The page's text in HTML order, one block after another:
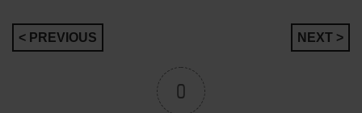
Navegação
< PREVIOUS NEXT >
0